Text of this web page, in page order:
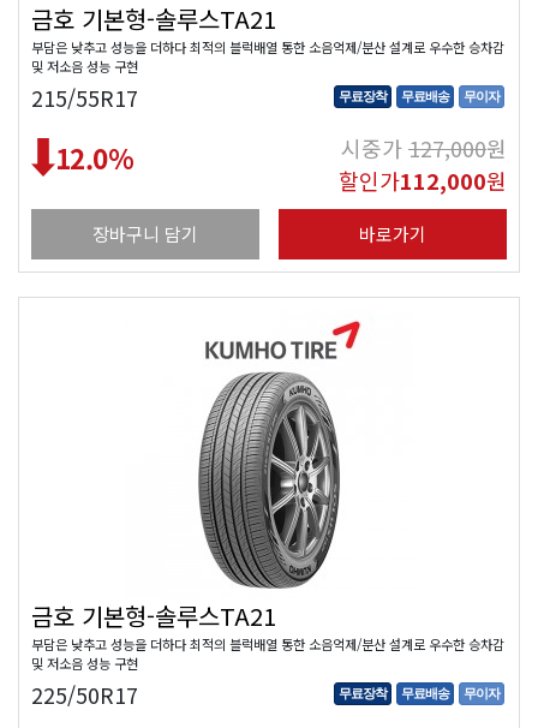
금호 기본형-솔루스TA21
부담은 낮추고 성능을 더하다 최적의 블럭배열 통한 소음억제/분산 설계로 우수한 승차감
및 저소음 성능 구현
215/55R17 무료장착 무료배송 무이자
12.0% 시중가127,000원
할인가112,000원
장바구니 담기 바로가기
금호 기본형-솔루스TA21
부담은 낮추고 성능을 더하다 최적의 블럭배열 통한 소음억제/분산 설계로 우수한 승차감
및 저소음 성능 구현
225/50R17 무료장착 무료배송 무이자